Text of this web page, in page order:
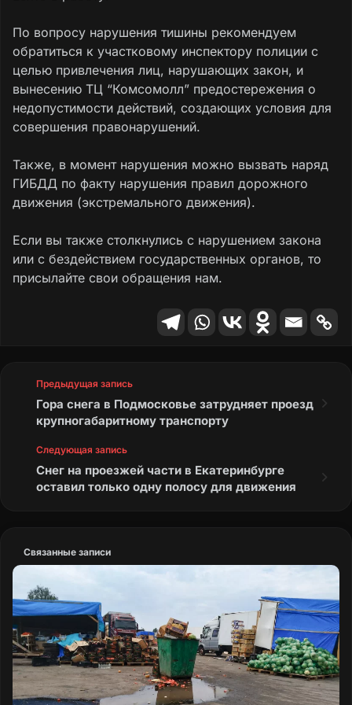
дрифтовать, зная о своей безнаказанности,
потому что в 2023 году так именно и было,
но на тот момент у меня не было маленького
ребенка, а сейчас конечно уже терпение
лопнуло.
По вопросу нарушения тишины рекомендуем
обратиться к участковому инспектору полиции с
целью привлечения лиц, нарушающих закон, и
вынесению ТЦ “Комсомолл” предостережения о
недопустимости действий, создающих условия для
совершения правонарушений.
Также, в момент нарушения можно вызвать наряд
ГИБДД по факту нарушения правил дорожного
движения (экстремального движения).
Если вы также столкнулись с нарушением закона
или с бездействием государственных органов, то
присылайте свои обращения нам.
Предыдущая запись
Гора снега в Подмосковье затрудняет проезд
крупногабаритному транспорту
Следующая запись
Снег на проезжей части в Екатеринбурге
оставил только одну полосу для движения
Связанные записи